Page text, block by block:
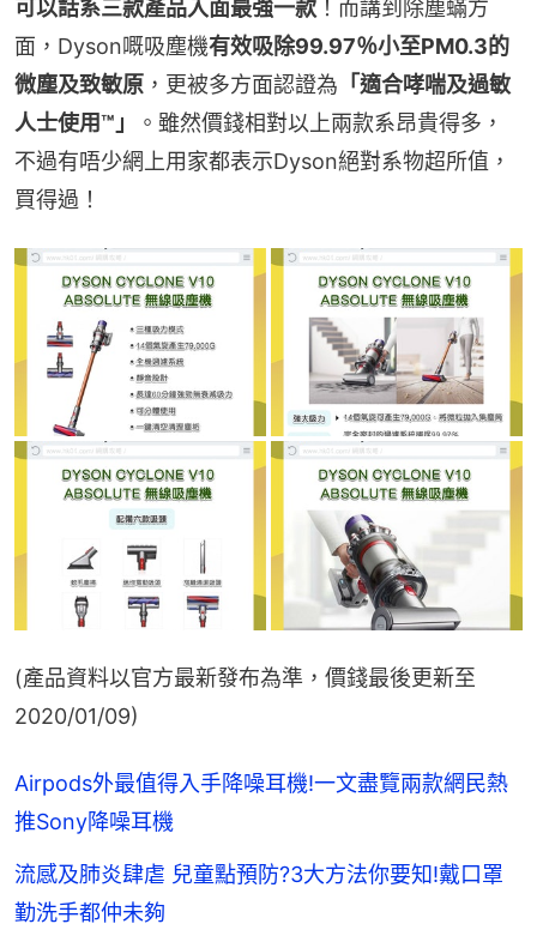
可以話系三款產品入面最強一款 ！而講到除塵蟎方
面，Dyson嘅吸塵機有效吸除99.97％小至PM0.3的
微塵及致敏原 ，更被多方面認證為 「適合哮喘及過敏
人士使用™」
。雖然價錢相對以上兩款系昂貴得多，
不過有唔少網上用家都表示Dyson絕對系物超所值，
買得過！
(產品資料以官方最新發布為準，價錢最後更新至
2020/01/09)
Airpods外最值得入手降噪耳機!一文盡覽兩款網民熱
推Sony降噪耳機
流感及肺炎肆虐 兒童點預防?3大方法你要知!戴口罩
勤洗手都仲未夠